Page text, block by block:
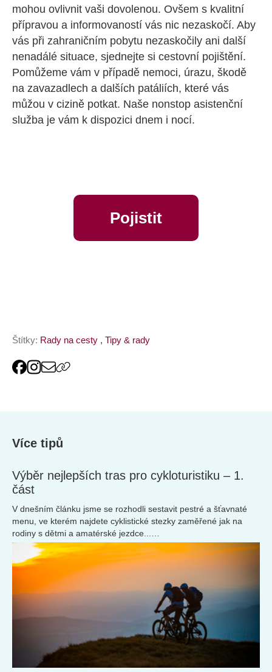
mohou ovlivnit vaši dovolenou. Ovšem s kvalitní
přípravou a informovaností vás nic nezaskočí. Aby
vás při zahraničním pobytu nezaskočily ani další
nenadálé situace, sjednejte si cestovní pojištění.
Pomůžeme vám v případě nemoci, úrazu, škodě
na zavazadlech a dalších patáliích, které vás
můžou v cizině potkat. Naše nonstop asistenční
služba je vám k dispozici dnem i nocí.
Pojistit
Štítky: Rady na cesty , Tipy & rady
Více tipů
Výběr nejlepších tras pro cykloturistiku – 1.
část
V dnešním článku jsme se rozhodli sestavit pestré a šťavnaté
menu, ve kterém najdete cyklistické stezky zaměřené jak na
rodiny s dětmi a amatérské jezdce...